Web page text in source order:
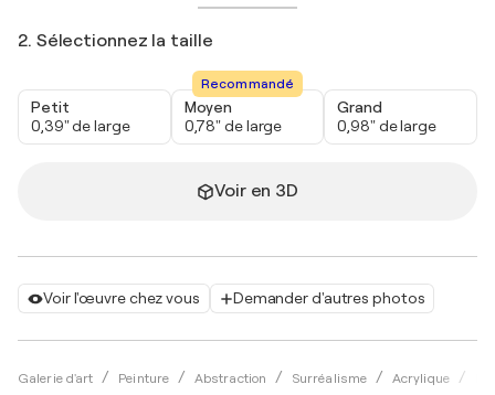
Voir l'œuvre chez vous Demander d'autres photos
Galerie d'art Peinture Abstraction Surréalisme Acrylique
2. Sélectionnez la taille
Petit
0,39" de large
Recommandé
Moyen
0,78" de large
Grand
0,98" de large
Voir en 3D